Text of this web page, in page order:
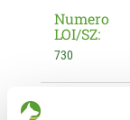
Numero
LOI/SZ:
730